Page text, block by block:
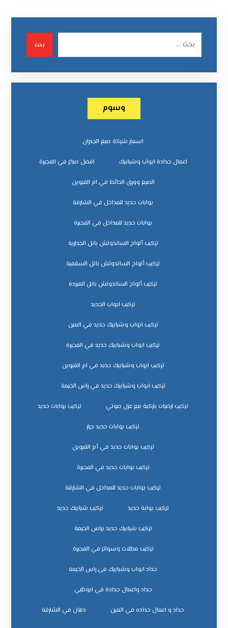
بحث
وسوم
اسعار شركة صبغ الجدران
اعمال حدادة ابواب وشبابيك افضل صباغ في الفجيرة
الصبغ وورق الحائط في ام القيوين
بوابات حديد للمداخل في الشارقة
بوابات حديد للمداخل في الفجيرة
تركيب ألواح الساندوتش بانل الجدارية
تركيب ألواح الساندوتش بانل السقفية
تركيب ألواح الساندوتش بانل المبردة
تركيب ابواب الحديد
تركيب ابواب وشبابيك حديد في العين
تركيب ابواب وشبابيك حديد في الفجيرة
تركيب ابواب وشبابيك حديد في ام القيوين
تركيب ابواب وشبابيك حديد في راس الخيمة
تركيب ارضيات باركية مع عزل صوتي تركيب بوابات حديد
تركيب بوابات حديد جرار
تركيب بوابات حديد في أم القيوين
تركيب بوابات حديد في الفجيرة
تركيب بوابات حديد للمداخل في الشارقة
تركيب بوابة حديد تركيب شبابيك حديد
تركيب شبابيك حديد براس الخيمة
تركيب مظلات وسواتر في الفجيرة
حداد ابواب وشبابيك فى راس الخيمة
حداد واعمال حدادة في ابوظبي
حداد و اعمال حداده في العين دهان في الشارقة